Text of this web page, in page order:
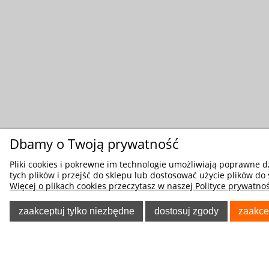
Dbamy o Twoją prywatność
Pliki cookies i pokrewne im technologie umożliwiają poprawne
tych plików i przejść do sklepu lub dostosować użycie plików
Więcej o plikach cookies przeczytasz w naszej Polityce
zaakceptuj tylko niezbędne dostosuj zgody